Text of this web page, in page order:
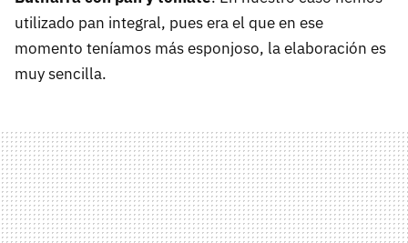
utilizado pan integral, pues era el que en ese
momento teníamos más esponjoso, la elaboración es
muy sencilla.